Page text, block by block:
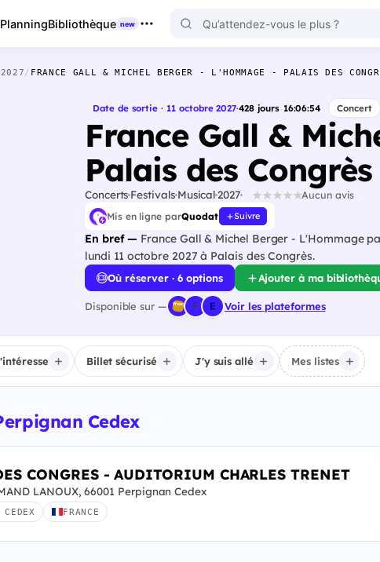
PlanningBibliothèque new
2027/ FRANCE GALL & MICHEL BERGER - L'HOMMAGE - PALAIS DES
Date de sortie · 11 octobre 2027·428jours 16:06:53 Concert
France Gall &
Palais des
Concerts FestivalsMusical 2027 Aucun avis
Mis en ligne parQuodat Suivre
En bref — France Gall & Michel Berger - L'Hommage
lundi 11 octobre 2027 à Palais des Congrès.
Où réserver · 6 options Ajouter à ma
Disponible sur — Voir les plateformes
Billet sécurisé J'y suis allé Mes listes
Cedex
CONGRES - AUDITORIUM CHARLES TRENET
LANOUX, 66001 Perpignan Cedex
CEDEX FRANCE